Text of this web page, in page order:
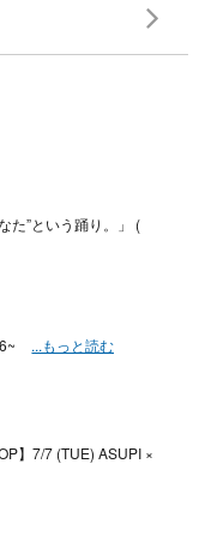
た”という踊り。」 (
...もっと読む
】7/7 (TUE) ASUPI ×